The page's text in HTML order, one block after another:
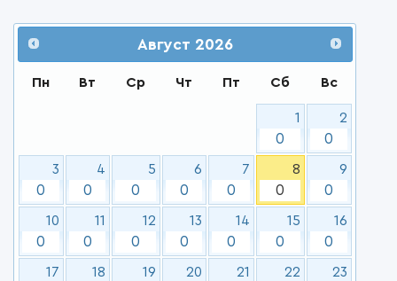
Август 2026
Пн Вт Ср Чт Пт Сб Вс
1
0
2
0
3
0
4
0
5
0
6
0
7
0
8
0
9
0
10
0
11
0
12
0
13
0
14
0
15
0
16
0
17 18 19 20 21 22 23